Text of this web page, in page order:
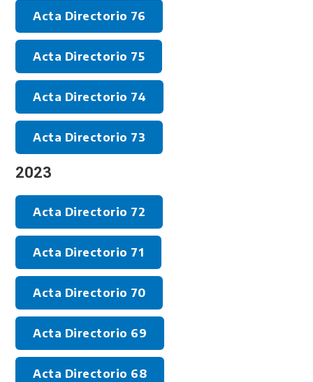
Acta Directorio 76
Acta Directorio 75
Acta Directorio 74
Acta Directorio 73
2023
Acta Directorio 72
Acta Directorio 71
Acta Directorio 70
Acta Directorio 69
Acta Directorio 68